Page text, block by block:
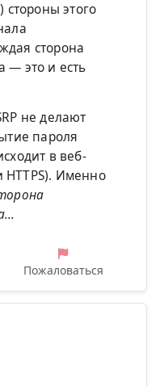
стороны этого
сторона
— это и есть
не делают
пароля
в веб-
HTTPS). Именно
Пожаловаться